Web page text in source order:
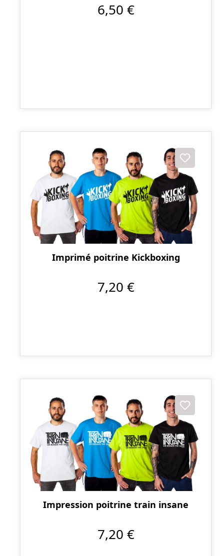
6,50 €
Imprimé poitrine Kickboxing
7,20 €
Impression poitrine train insane
7,20 €